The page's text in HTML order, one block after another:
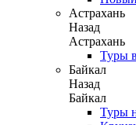
Астрахань
Назад
Астрахань
Туры
Байкал
Назад
Байкал
Туры